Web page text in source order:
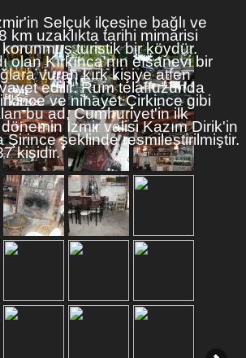
Selçuk ilçesine bağlı ve
km uzaklıkta tarihi mimarisi
korunmuş turistik bir köydür.
olan Kırkınca'nın efsanevi bir
vuran kırk kişiye atfen
edilir. Rum telaffuzunda
ve nihayet Çirkince gibi
bu ad, Cumhuriyet'in ilk
dönemin İzmir valisi Kazım Dirik'in
Şirince şeklinde resmileştirilmiştir.
kişidir.